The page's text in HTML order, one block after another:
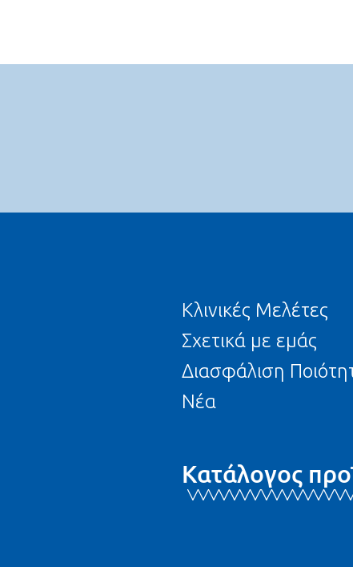
Κλινικές Μελέτες
Σχετικά με εμάς
Διασφάλιση
Νέα
Κατάλογος